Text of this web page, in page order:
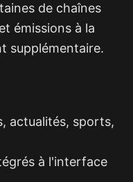
de chaînes
émissions à la
supplémentaire.
actualités, sports,
à l'interface